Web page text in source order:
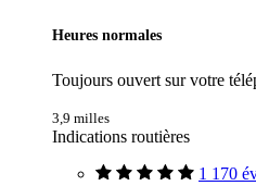
Heures normales
Toujours ouvert sur votre
3,9 milles
Indications routières
1 170